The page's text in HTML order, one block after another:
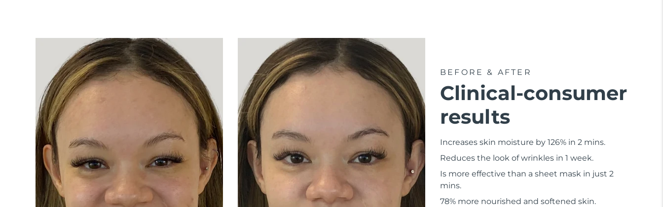
BEFORE & AFTER
Clinical-consumer
results
Increases skin moisture by 126% in 2 mins.
Reduces the look of wrinkles in 1 week.
Is more effective than a sheet mask in just 2
mins.
78% more nourished and softened skin.